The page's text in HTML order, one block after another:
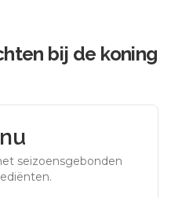
bij de koning
seizoensgebonden